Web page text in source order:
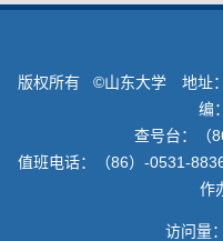
版权所有 ©山东大学 地址
编
查号台：（
值班电话：（86）-0531-
访问量：